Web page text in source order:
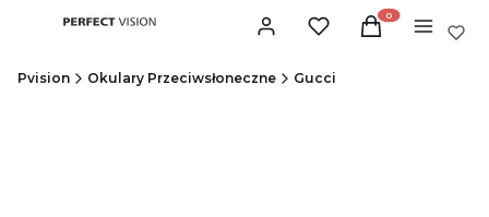
Zaloguj sięUlubione Produkty w
Koszyk Menu
Pvision Okulary Przeciwsłoneczne Gucci